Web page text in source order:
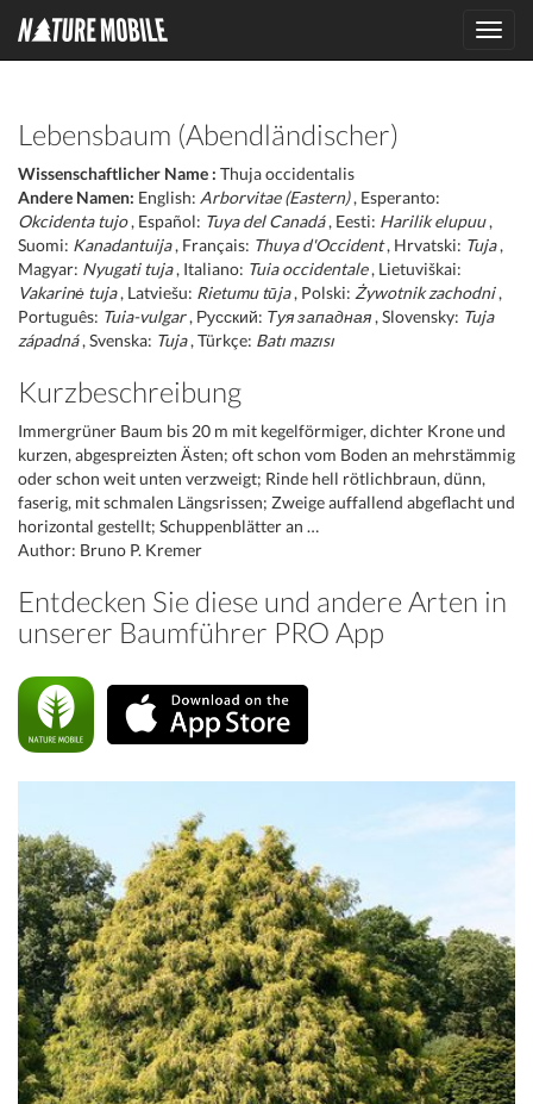
Lebensbaum (Abendländischer)
Wissenschaftlicher Name : Thuja occidentalis
Andere Namen: English: Arborvitae (Eastern), Esperanto:
Okcidenta tujo, Español: Tuya del Canadá, Eesti: Harilik elupuu,
Suomi: Kanadantuija, Français: Thuya d'Occident, Hrvatski: Tuja,
Magyar: Nyugati tuja, Italiano: Tuia occidentale, Lietuviškai:
Vakarinė tuja, Latviešu: Rietumu tūja, Polski: Żywotnik zachodni,
Português: Tuia-vulgar, Русский: Туя западная , Slovensky: Tuja
západná, Svenska: Tuja, Türkçe: Batı mazısı
Kurzbeschreibung
Immergrüner Baum bis 20 m mit kegelförmiger, dichter Krone und
kurzen, abgespreizten Ästen; oft schon vom Boden an mehrstämmig
oder schon weit unten verzweigt; Rinde hell rötlichbraun, dünn,
faserig, mit schmalen Längsrissen; Zweige auffallend abgeflacht und
horizontal gestellt; Schuppenblätter an …
Author: Bruno P. Kremer
Entdecken Sie diese und andere Arten in
unserer Baumführer PRO App